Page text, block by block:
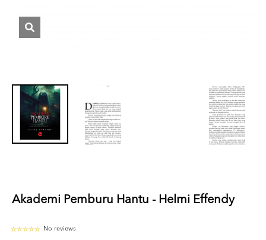
Akademi Pemburu Hantu - Helmi Effendy
No reviews